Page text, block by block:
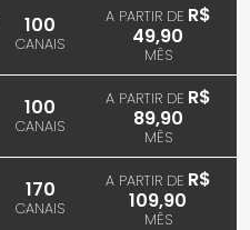
100
CANAIS
A PARTIR DE R$
49,90
MÊS
100
CANAIS
A PARTIR DE R$
89,90
MÊS
170
CANAIS
A PARTIR DE R$
109,90
MÊS